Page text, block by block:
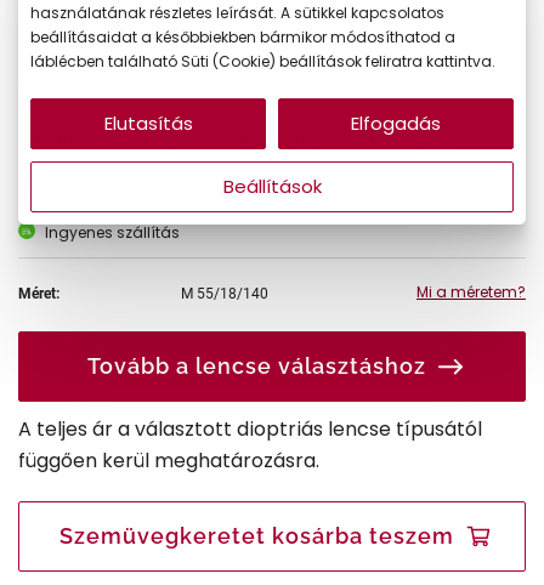
A feltűntetett ár a szemüvegkeretre vonatkozik.
Ingyenes szállítás
Méret: M 55/18/140 Mi a méretem?
Tovább a lencse választáshoz
A teljes ár a választott dioptriás lencse típusától
függően kerül meghatározásra.
Szemüvegkeretet kosárba teszem
használatának részletes leírását. A sütikkel kapcsolatos
beállításaidat a későbbiekben bármikor módosíthatod a
láblécben található Süti (Cookie) beállítások feliratra kattintva.
Beállítások
Elutasítás Elfogadás